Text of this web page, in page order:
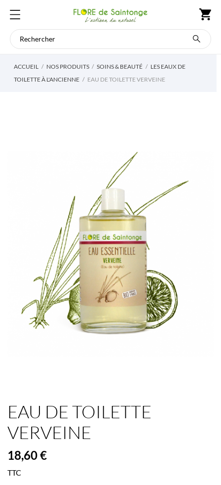
ACCUEIL NOS PRODUITS SOINS & BEAUTÉ
LES EAUX DE
TOILETTE À L'ANCIENNE
EAU DE TOILETTE VERVEINE
EAU DE TOILETTE
VERVEINE
18,60 €
TTC